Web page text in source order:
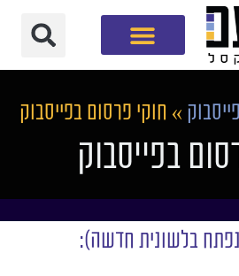
» חוקי פרסום בפייסבוק
בפייסבוק
בלשונית חדשה):